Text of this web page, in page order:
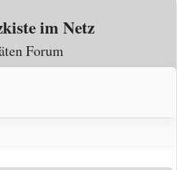
im Netz
Forum